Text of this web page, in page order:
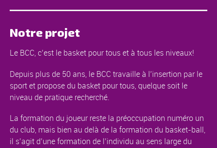
Notre projet
Le BCC, c’est le basket pour tous et à tous les niveaux!
Depuis plus de 50 ans, le BCC travaille à l’insertion par le
sport et propose du basket pour tous, quelque soit le
niveau de pratique recherché.
La formation du joueur reste la préoccupation numéro un
du club, mais bien au delà de la formation du basket-ball,
il s’agit d’une formation de l’individu au sens large du